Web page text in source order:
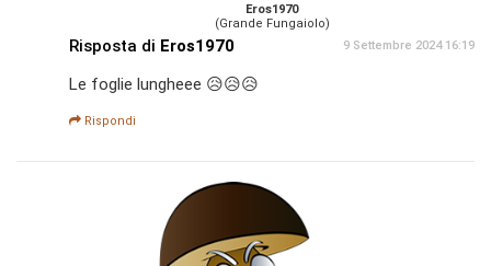
Eros1970
(Grande Fungaiolo)
Risposta di Eros1970 9 Settembre 2024 16:19
Le foglie lungheee 😥😥😥
Rispondi